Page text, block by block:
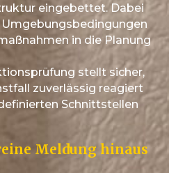
eingebettet. Dabei
in die Planung
stellt sicher,
zuverlässig reagiert
Schnittstellen
Meldung hinaus